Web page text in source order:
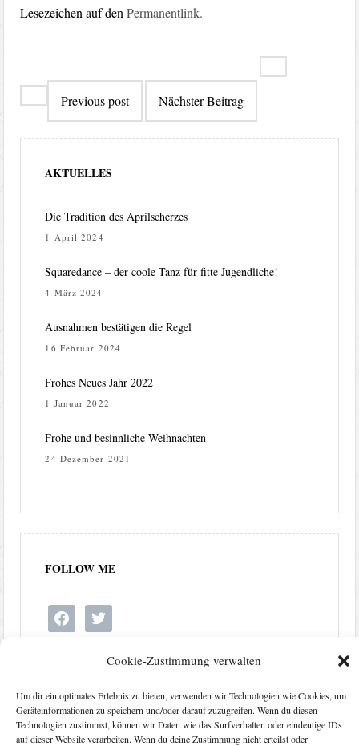
Cookie-Zustimmung verwalten
Um dir ein optimales Erlebnis zu bieten, verwenden wir Technologien wie Cookies, um
Geräteinformationen zu speichern und/oder darauf zuzugreifen. Wenn du diesen
Technologien zustimmst, können wir Daten wie das Surfverhalten oder eindeutige IDs
auf dieser Website verarbeiten. Wenn du deine Zustimmung nicht erteilst oder
Lesezeichen auf denPermanentlink.
Previous post Nächster Beitrag
AKTUELLES
Die Tradition des Aprilscherzes
1 April 2024
Squaredance – der coole Tanz für fitte Jugendliche!
4 März 2024
Ausnahmen bestätigen die Regel
16 Februar 2024
Frohes Neues Jahr 2022
1 Januar 2022
Frohe und besinnliche Weihnachten
24 Dezember 2021
FOLLOW ME
facebook twitter